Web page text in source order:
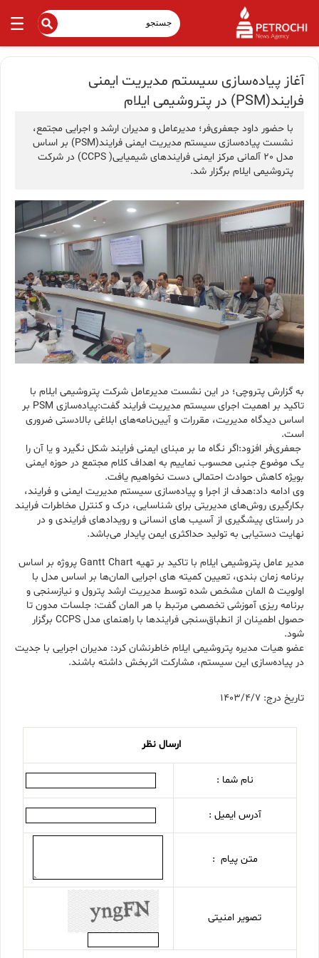
آغاز پیاده‌سازی سیستم مدیریت ایمنی
فرایند(PSM) در پتر‌وشیمی ایلام
با حضور‌ داود جعفری‌فر؛ مدیرعامل و مدیران ارشد و اجرایی مجتمع،
نشست پیاده‌سازی سیستم مدیریت ایمنی فرایند(PSM) بر اساس
مدل 20 آلمانی مرکز ایمنی فرایندهای شیمیایی( CCPS) در شرکت
پتروشیمی ایلام برگزار شد.
به گزارش پتروچی؛ در این نشست مدیرعامل شرکت پتروشیمی ایلام با
تاکید بر اهمیت اجرای سیستم مدیریت فرایند گفت:پیاده‌سازی‌ PSM بر
اساس دیدگاه مدیریت،‌ مقررات و آیین‌نامه‌های ابلاغی بالادستی ضروری
است.
جعفری‌فر افزود:اگر‌ نگاه ما بر مبنای ایمنی فرایند شکل نگیرد و یا آن را
یک‌ موضوع جنبی محسوب نماییم به اهداف کلام مجتمع در حوزه ایمنی
بویژه کاهش حوادث احتمالی دست نخواهیم یافت.
وی ادامه داد:هدف از اجرا‌ و پیاده‌سازی سیستم مدیریت ایمنی و فرایند،
بکارگیری روش‌های مدیریتی برای شناسایی، درک و کنترل مخاطرات فرایند
در راستای پیشگیری از آسیب های انسانی و رویدادهای فرایندی و در
نهایت دستیابی به تولید حداکثری ایمن پایدار می‌باشد.
مدیر عامل پتروشیمی ایلام با تاکید بر تهیه Gantt Chart پروژه بر اساس
برنامه زمان بندی، تعیین کمیته های اجرایی المان‌ها بر اساس مدل با
اولویت 5 المان مشخص شده توسط مدیریت ارشد پترول و نیازسنجی و
برنامه ریزی آموزشی تخصصی مرتبط با هر المان گفت: جلسات مدون تا
حصول اطمینان از انطباق‌سنجی فرایندها با راهنمای مدل CCPS برگزار
شود.
عضو هیات مدیره پتروشیمی ایلام خاطرنشان کرد: مدیران اجرایی با جدیت
در پیاده‌سازی این سیستم، مشارکت اثربخش داشته باشند.
تاریخ درج: 1403/4/7
ارسال نظر
نام شما :
آدرس ایمیل :
متن پیام :
تصویر امنیتی